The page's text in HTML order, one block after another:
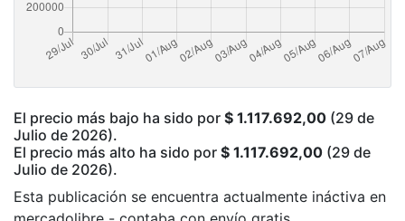
El precio más bajo ha sido por $ 1.117.692,00 (29 de
Julio de 2026).
El precio más alto ha sido por $ 1.117.692,00 (29 de
Julio de 2026).
Esta publicación se encuentra actualmente ináctiva en